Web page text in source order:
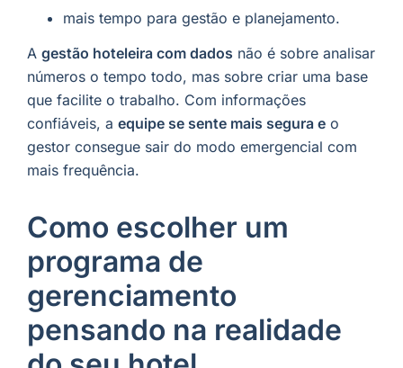
mais tempo para gestão e planejamento.
A gestão hoteleira com dados não é sobre analisar
números o tempo todo, mas sobre criar uma base
que facilite o trabalho. Com informações
confiáveis, a equipe se sente mais segura e o
gestor consegue sair do modo emergencial com
mais frequência.
Como escolher um
programa de
gerenciamento
pensando na realidade